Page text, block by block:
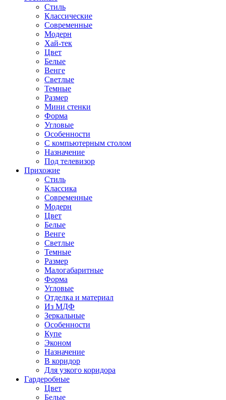
Стиль
Классические
Современные
Модерн
Хай-тек
Цвет
Белые
Венге
Светлые
Темные
Размер
Мини стенки
Форма
Угловые
Особенности
С компьютерным столом
Назначение
Под телевизор
Прихожие
Стиль
Классика
Современные
Модерн
Цвет
Белые
Венге
Светлые
Темные
Размер
Малогабаритные
Форма
Угловые
Отделка и материал
Из МДФ
Зеркальные
Особенности
Купе
Эконом
Назначение
В коридор
Для узкого коридора
Гардеробные
Цвет
Белые